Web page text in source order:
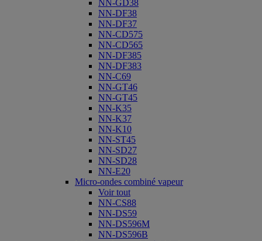
NN-GD38
NN-DF38
NN-DF37
NN-CD575
NN-CD565
NN-DF385
NN-DF383
NN-C69
NN-GT46
NN-GT45
NN-K35
NN-K37
NN-K10
NN-ST45
NN-SD27
NN-SD28
NN-E20
Micro-ondes combiné vapeur
Voir tout
NN-CS88
NN-DS59
NN-DS596M
NN-DS596B